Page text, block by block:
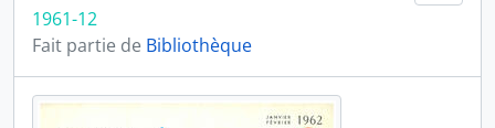
1961-12
Fait partie de Bibliothèque